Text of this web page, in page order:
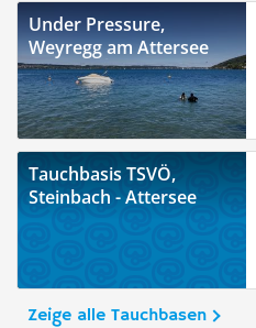
Under Pressure,
Weyregg am Attersee
Tauchbasis TSVÖ,
Steinbach - Attersee
Zeige alle Tauchbasen